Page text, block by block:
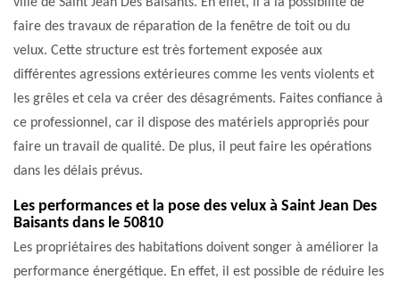
faire des travaux de réparation de la fenêtre de toit ou du
velux. Cette structure est très fortement exposée aux
différentes agressions extérieures comme les vents violents et
les grêles et cela va créer des désagréments. Faites confiance à
ce professionnel, car il dispose des matériels appropriés pour
faire un travail de qualité. De plus, il peut faire les opérations
dans les délais prévus.
Les performances et la pose des velux à Saint Jean Des
Baisants dans le 50810
Les propriétaires des habitations doivent songer à améliorer la
performance énergétique. En effet, il est possible de réduire les